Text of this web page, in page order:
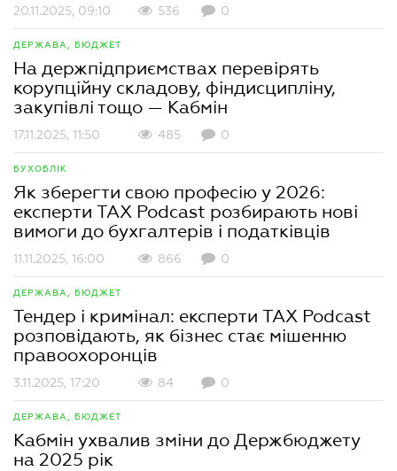
20.11.2025, 09:10 536 0
ДЕРЖАВА, БЮДЖЕТ
На держпідприємствах перевірять
корупційну складову, фіндисципліну,
закупівлі тощо — Кабмін
17.11.2025, 11:50 485 0
БУХОБЛІК
Як зберегти свою професію у 2026:
експерти TAX Podcast розбирають нові
вимоги до бухгалтерів і податківців
11.11.2025, 16:00 866 0
ДЕРЖАВА, БЮДЖЕТ
Тендер і кримінал: експерти TAX Podcast
розповідають, як бізнес стає мішенню
правоохоронців
3.11.2025, 17:20 84 0
ДЕРЖАВА, БЮДЖЕТ
Кабмін ухвалив зміни до Держбюджету
на 2025 рік